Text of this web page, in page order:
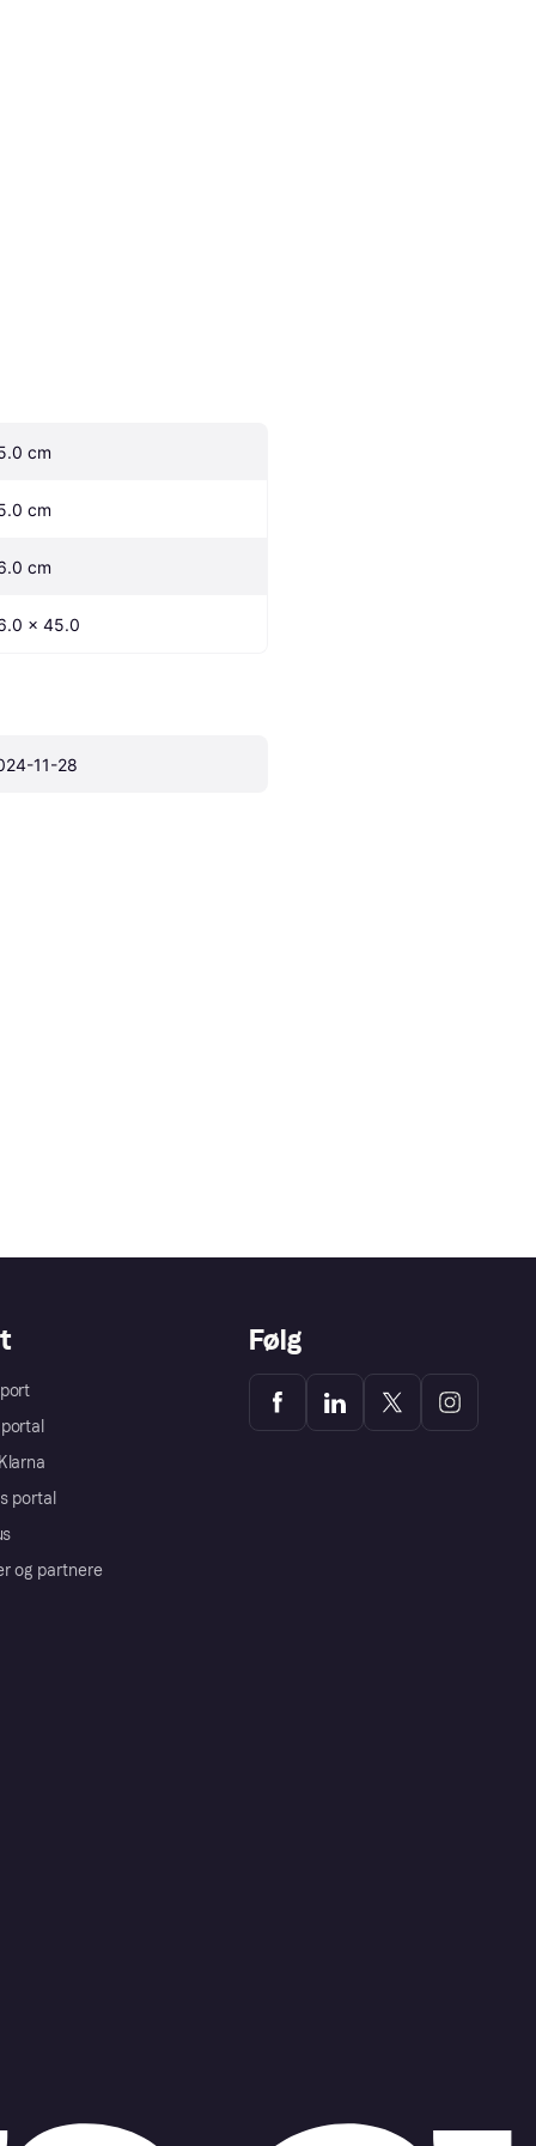
cm
cm
cm
x 45.0
11-28
portal
og partnere
Følg